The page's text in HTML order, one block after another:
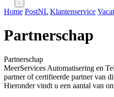
Home PostNL Klantenservice
Partnerschap
Partnerschap
MeerServices Automatisering en
partner of certifieerde partner van
Hieronder vindt u een aantal van